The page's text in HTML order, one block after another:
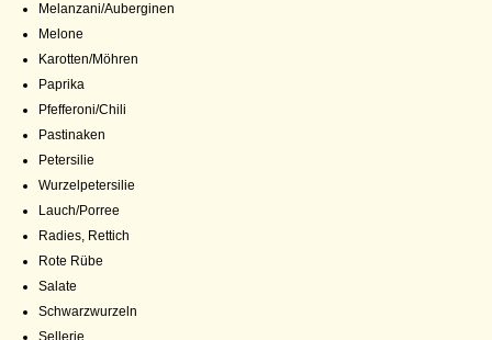
Melanzani/Auberginen
Melone
Karotten/Möhren
Paprika
Pfefferoni/Chili
Pastinaken
Petersilie
Wurzelpetersilie
Lauch/Porree
Radies, Rettich
Rote Rübe
Salate
Schwarzwurzeln
Sellerie